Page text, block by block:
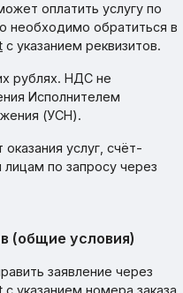
оплатить услугу по
необходимо обратиться в
с указанием реквизитов.
рублях. НДС не
Исполнителем
(УСН).
услуг, счёт-
по запросу через
(общие условия)
заявление через
с указанием номера заказа,